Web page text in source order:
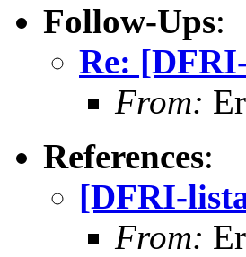
Follow-Ups:
Re:
From:
References:
[DFRI-
From: